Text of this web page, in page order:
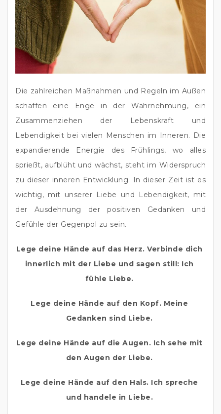
Die zahlreichen Maßnahmen und Regeln im Außen
schaffen eine Enge in der Wahrnehmung, ein
Zusammenziehen der Lebenskraft und
Lebendigkeit bei vielen Menschen im Inneren. Die
expandierende Energie des Frühlings, wo alles
sprießt, aufblüht und wächst, steht im Widerspruch
zu dieser inneren Entwicklung. In dieser Zeit ist es
wichtig, mit unserer Liebe und Lebendigkeit, mit
der Ausdehnung der positiven Gedanken und
Gefühle der Gegenpol zu sein.
Lege deine Hände auf das Herz. Verbinde dich
innerlich mit der Liebe und sagen still: Ich
fühle Liebe.
Lege deine Hände auf den Kopf. Meine
Gedanken sind Liebe.
Lege deine Hände auf die Augen. Ich sehe mit
den Augen der Liebe.
Lege deine Hände auf den Hals. Ich spreche
und handele in Liebe.